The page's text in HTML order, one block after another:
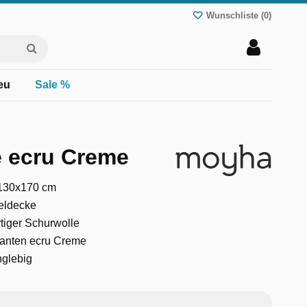
Wunschliste (0)
Sale %
Creme
cm
Schurwolle
ecru Creme